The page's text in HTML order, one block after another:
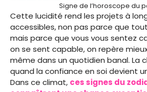
Signe de l’horoscope du
Cette lucidité rend les projets à
accessibles, non pas parce que
mais parce que vous vous sentez
on se sent capable, on repère
même dans un quotidien banal. La
quand la confiance en soi devient
Dans ce climat, ces signes du